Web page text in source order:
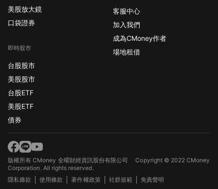
美股放大鏡
口袋證券
即時股市
台股股市
美股股市
台股ETF
美股ETF
債券
客服中心
加入我們
成為CMoney作者
場地租借
版權所有 CMoney 全曜財經資訊股份有限公司Copyright © 2022 CMoney
Corporation. All rights reserved.
隱私條款
使用條款 著作權政策 社群規範 免責聲明